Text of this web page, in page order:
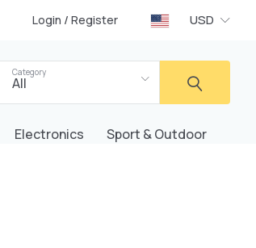
Login / Register USD
Category
All
Electronics Sport & Outdoor